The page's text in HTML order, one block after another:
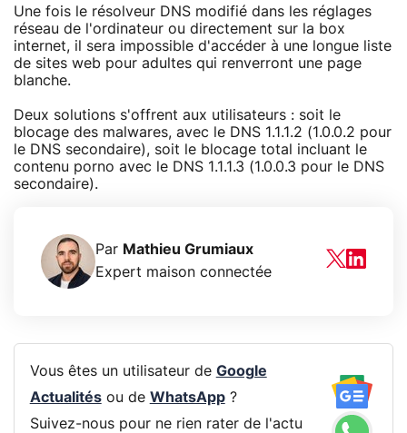
Une fois le résolveur DNS modifié dans les réglages
réseau de l'ordinateur ou directement sur la box
internet, il sera impossible d'accéder à une longue liste
de sites web pour adultes qui renverront une page
blanche.
Deux solutions s'offrent aux utilisateurs : soit le
blocage des malwares, avec le DNS 1.1.1.2 (1.0.0.2 pour
le DNS secondaire), soit le blocage total incluant le
contenu porno avec le DNS 1.1.1.3 (1.0.0.3 pour le DNS
secondaire).
Par Mathieu Grumiaux
Expert maison connectée
Vous êtes un utilisateur de Google
Actualitésou de WhatsApp?
Suivez-nous pour ne rien rater de l'actu